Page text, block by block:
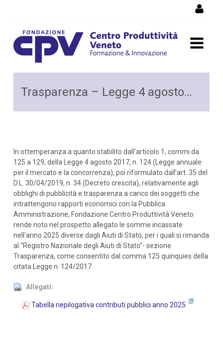
Amministrazione
Trasparente n124
Trasparenza – Legge 4 agosto 2017, n. 124
In ottemperanza a quanto stabilito dall'articolo 1, commi da
125 a 129, della Legge 4 agosto 2017, n. 124 (Legge annuale
per il mercato e la concorrenza), poi riformulato dall’art. 35 del
D.L. 30/04/2019, n. 34 (Decreto crescita), relativamente agli
obblighi di pubblicità e trasparenza a carico dei soggetti che
intrattengono rapporti economici con la Pubblica
Amministrazione, Fondazione Centro Produttività Veneto
rende noto nel prospetto allegato le somme incassate
nell'anno 2025 diverse dagli Aiuti di Stato, per i quali si rimanda
al “Registro Nazionale degli Aiuti di Stato”- sezione
Trasparenza, come consentito dal comma 125 quinquies della
citata Legge n. 124/2017.
Allegati:
Tabella riepilogativa contributi pubblici anno 2025